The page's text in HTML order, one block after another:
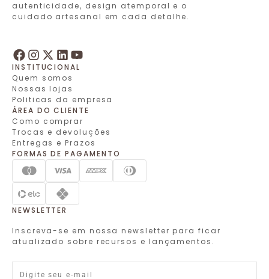
autenticidade, design atemporal e o
cuidado artesanal em cada detalhe.
INSTITUCIONAL
Quem somos
Nossas lojas
Politicas da empresa
ÁREA DO CLIENTE
Como comprar
Trocas e devoluções
Entregas e Prazos
FORMAS DE PAGAMENTO
NEWSLETTER
Inscreva-se em nossa newsletter para ficar
atualizado sobre recursos e lançamentos.